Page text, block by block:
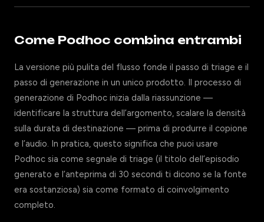
Come Podhoc combina entrambi
La versione più pulita del flusso fonde il passo di triage e il
passo di generazione in un unico prodotto. Il processo di
generazione di Podhoc inizia dalla riassunzione —
identificare la struttura dell’argomento, scalare la densità
sulla durata di destinazione — prima di produrre il copione
e l’audio. In pratica, questo significa che puoi usare
Podhoc sia come segnale di triage (il titolo dell’episodio
generato e l’anteprima di 30 secondi ti dicono se la fonte
era sostanziosa) sia come formato di coinvolgimento
completo.